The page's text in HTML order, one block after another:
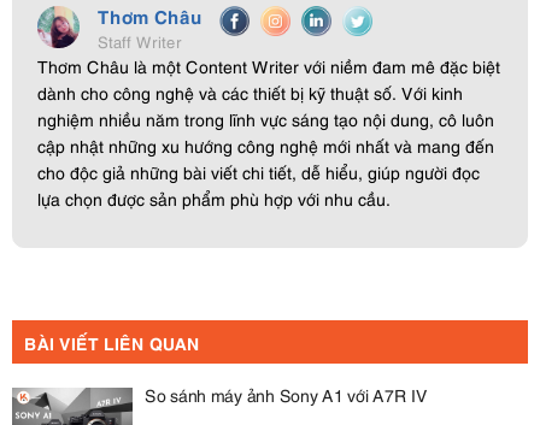
Thơm Châu
Staff Writer
Thơm Châu là một Content Writer với niềm đam mê đặc biệt
dành cho công nghệ và các thiết bị kỹ thuật số. Với kinh
nghiệm nhiều năm trong lĩnh vực sáng tạo nội dung, cô luôn
cập nhật những xu hướng công nghệ mới nhất và mang đến
cho độc giả những bài viết chi tiết, dễ hiểu, giúp người đọc
lựa chọn được sản phẩm phù hợp với nhu cầu.
BÀI VIẾT LIÊN QUAN
So sánh máy ảnh Sony A1 với A7R IV